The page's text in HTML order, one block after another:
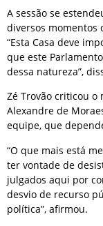
A sessão se
diversos momentos
“Esta Casa deve
que este
dessa natureza”,
Zé Trovão criticou o
Alexandre de
equipe, que
“O que mais está
ter vontade de
julgados aqui por
desvio de recurso
política”, afirmou.